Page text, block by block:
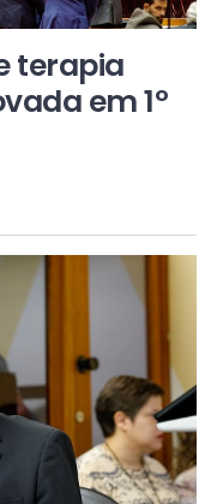
terapia
em 1º